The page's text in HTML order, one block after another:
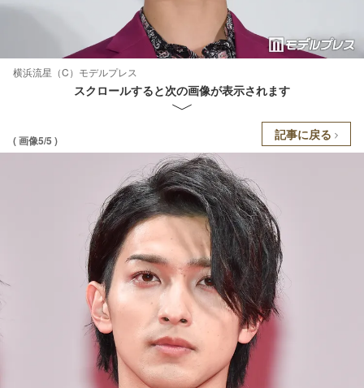
横浜流星（C）モデルプレス
スクロールすると次の画像が表示されます
( 画像5/5 ) 記事に戻る